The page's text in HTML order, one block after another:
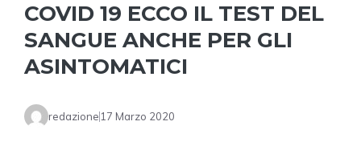
COVID 19 ECCO IL TEST DEL
SANGUE ANCHE PER GLI
ASINTOMATICI
redazione 17 Marzo 2020